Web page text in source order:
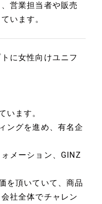
営業担当者や販売
います。
に女性向けユニフ
います。
ングを進め、有名企
メーション、GINZ
を頂いていて、商品
社全体でチャレン